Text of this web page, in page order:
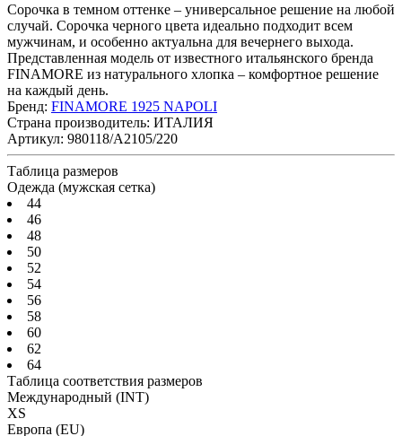
Сорочка в темном оттенке – универсальное решение на любой
случай. Сорочка черного цвета идеально подходит всем
мужчинам, и особенно актуальна для вечернего выхода.
Представленная модель от известного итальянского бренда
FINAMORE из натурального хлопка – комфортное решение
на каждый день.
Бренд: FINAMORE 1925 NAPOLI
Страна производитель: ИТАЛИЯ
Артикул: 980118/A2105/220
Таблица размеров
Одежда (мужская сетка)
44
46
48
50
52
54
56
58
60
62
64
Таблица соответствия размеров
Международный (INT)
XS
Европа (EU)